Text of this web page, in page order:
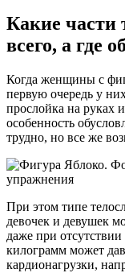
Какие части
всего, а где
Когда женщины с
первую очередь у
прослойка на руках
особенность
трудно, но все же
При этом типе
девочек и девушек
даже при
килограмм может
кардионагрузки,